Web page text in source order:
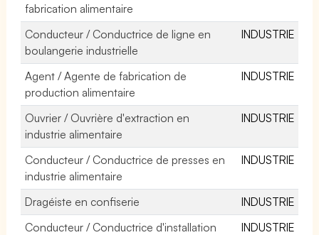
fabrication alimentaire
Conducteur / Conductrice de ligne en
boulangerie industrielle
INDUSTRIE
Agent / Agente de fabrication de
production alimentaire
INDUSTRIE
Ouvrier / Ouvrière d'extraction en
industrie alimentaire
INDUSTRIE
Conducteur / Conductrice de presses en
industrie alimentaire
INDUSTRIE
Dragéiste en confiserie
INDUSTRIE
Conducteur / Conductrice d'installation
INDUSTRIE